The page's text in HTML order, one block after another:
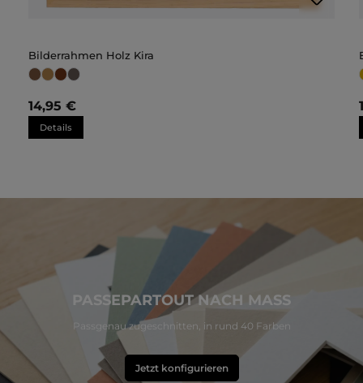
Bilderrahmen Holz Kira
14,95 €
Details
PASSEPARTOUT NACH MASS
Passgenau zugeschnitten, in rund 40 Farben
Jetzt konfigurieren